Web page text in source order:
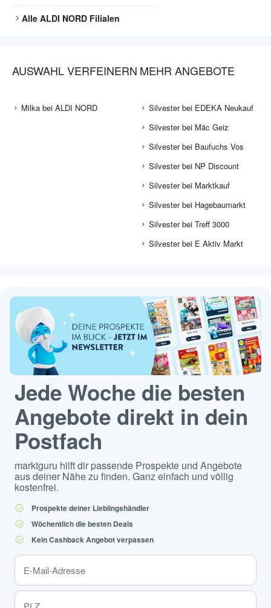
Alle ALDI NORD Filialen
AUSWAHL VERFEINERN
Milka bei ALDI NORD
MEHR ANGEBOTE
Silvester bei EDEKA Neukauf
Silvester bei Mäc Geiz
Silvester bei Baufuchs Vos
Silvester bei NP Discount
Silvester bei Marktkauf
Silvester bei Hagebaumarkt
Silvester bei Treff 3000
Silvester bei E Aktiv Markt
Jede Woche die besten
Angebote direkt in dein
Postfach
marktguru hilft dir passende Prospekte und Angebote
aus deiner Nähe zu finden. Ganz einfach und völlig
kostenfrei.
Prospekte deiner Lieblingshändler
Wöchentlich die besten Deals
Kein Cashback Angebot verpassen